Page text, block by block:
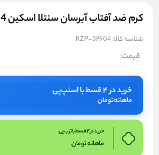
کرم ضد آفتاب آبرسان سنتلا اسکین 1004
شناسه کالا:RZP-39904
قیمت:
خرید در ۴ قسط با اسنپ‌پی
ماهانهتومان
خرید در 4 قسط با ترب پی
ماهانهتومان